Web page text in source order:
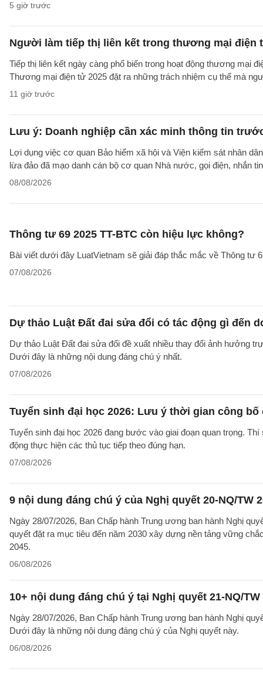
5 giờ trước
Người làm tiếp thị liên kết trong thương mại điện
Tiếp thị liên kết ngày càng phổ biến trong hoạt động thương mại
Thương mại điện tử 2025 đặt ra những trách nhiệm cụ thể mà
11 giờ trước
Lưu ý: Doanh nghiệp cần xác minh thông tin
Lợi dụng việc cơ quan Bảo hiểm xã hội và Viện kiểm sát nhân
lừa đảo đã mạo danh cán bộ cơ quan Nhà nước, gọi điện, nhắn
08/08/2026
Thông tư 69 2025 TT-BTC còn hiệu lực không?
Bài viết dưới đây LuatVietnam sẽ giải đáp thắc mắc về Thông tư
07/08/2026
Dự thảo Luật Đất đai sửa đổi có tác động gì đến
Dự thảo Luật Đất đai sửa đổi đề xuất nhiều thay đổi ảnh hưởng
Dưới đây là những nội dung đáng chú ý nhất.
07/08/2026
Tuyển sinh đại học 2026: Lưu ý thời gian công
Tuyển sinh đại học 2026 đang bước vào giai đoạn quan trọng.
động thực hiện các thủ tục tiếp theo đúng hạn.
07/08/2026
9 nội dung đáng chú ý của Nghị quyết 20-NQ/TW
Ngày 28/07/2026, Ban Chấp hành Trung ương ban hành Nghị
quyết đặt ra mục tiêu đến năm 2030 xây dựng nền tảng vững
2045.
06/08/2026
10+ nội dung đáng chú ý tại Nghị quyết 21-NQ/TW
Ngày 28/07/2026, Ban Chấp hành Trung ương ban hành Nghị
Dưới đây là những nội dung đáng chú ý của Nghị quyết này.
06/08/2026